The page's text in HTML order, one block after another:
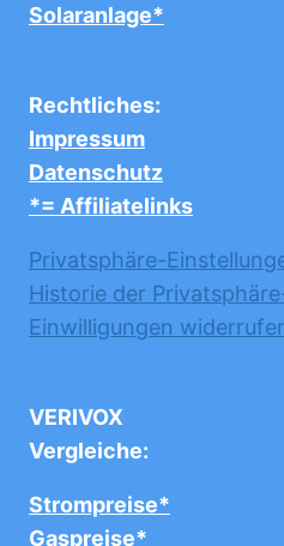
Solaranlage*
Rechtliches:
Impressum
Datenschutz
*= Affiliatelinks
Privatsphäre-
Historie der
Einwilligungen
VERIVOX
Vergleiche:
Strompreise*
Gaspreise*